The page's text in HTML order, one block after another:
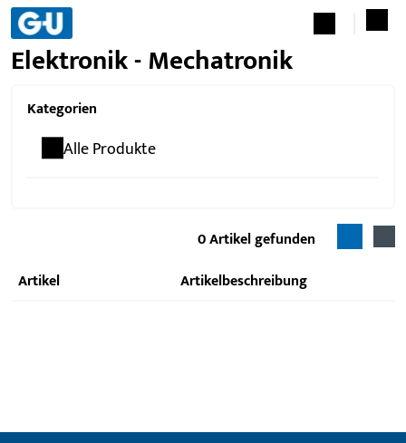
Elektronik - Mechatronik
Kategorien
Alle Produkte
Artikel gefunden
Artikel
Artikelbeschreibung